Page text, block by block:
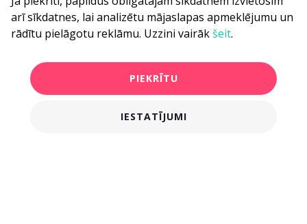
arī sīkdatnes, lai analizētu mājaslapas apmeklējumu un
rādītu pielāgotu reklāmu. Uzzini vairākšeit.
PIEKRĪTU
IESTATĪJUMI